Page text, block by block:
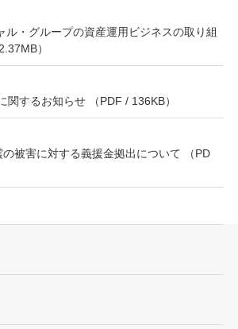
ル・グループの資産運用ビジネスの取り組
）
関するお知らせ （PDF / 136KB）
被害に対する義援金拠出について （PD